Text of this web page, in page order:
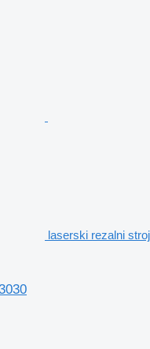
laserski rezalni